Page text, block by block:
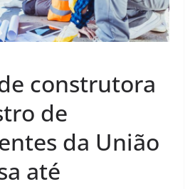
construtora
de
da União
até